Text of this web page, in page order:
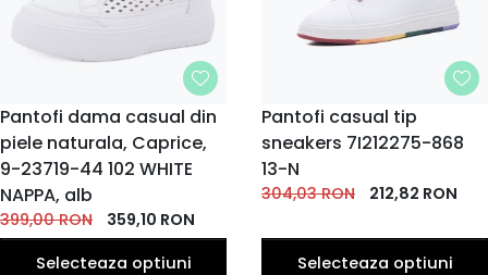
MARIME
36
EU
37
EU
37.5
EU
38
EU
38.5
EU
39
EU
40
Pantofi dama casual din
piele naturala, Caprice,
9-23719-44 102 WHITE
NAPPA, alb
399,00RON 359,10 RON
Selecteaza optiuni
MARIME
36
EU
37
EU
38
EU
39
EU
40
EU
41
EU
Pantofi casual tip
sneakers 7I212275-868
13-N
304,03RON 212,82 RON
Selecteaza optiuni